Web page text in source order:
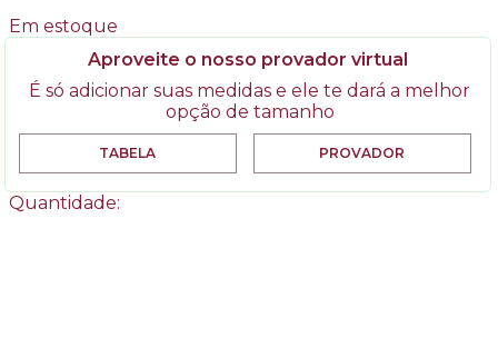
Em estoque
Aproveite o nosso provador virtual
É só adicionar suas medidas e ele te dará a melhor
opção de tamanho
TABELA PROVADOR
Quantidade: